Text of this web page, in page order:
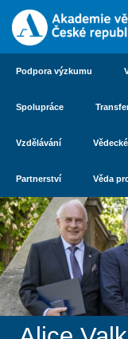
Podpora výzkumu
Spolupráce
Vzdělávání
Partnerství Věda